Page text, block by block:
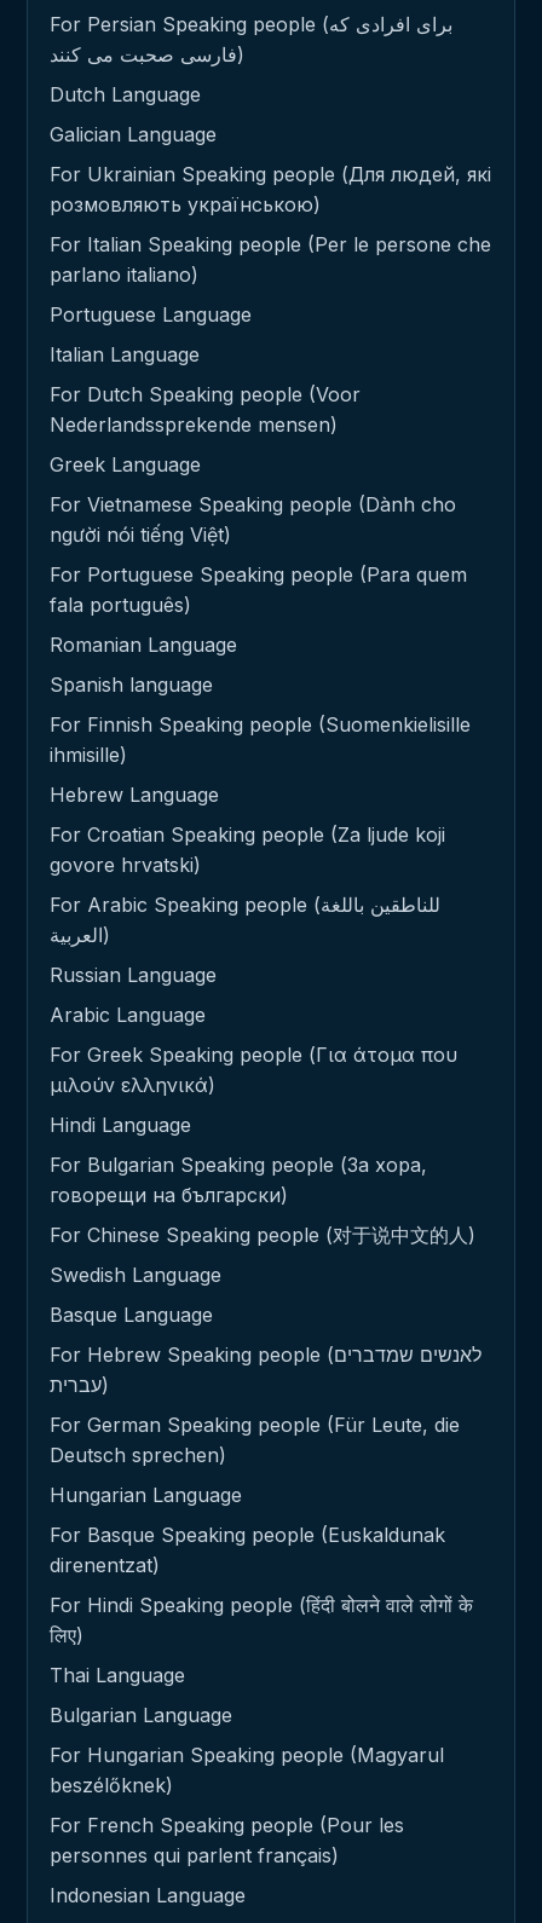
For Persian Speaking people (برای افرادی که
فارسی صحبت می کنند)
Dutch Language
Galician Language
For Ukrainian Speaking people (Для людей, які
розмовляють українською)
For Italian Speaking people (Per le persone che
parlano italiano)
Portuguese Language
Italian Language
For Dutch Speaking people (Voor
Nederlandssprekende mensen)
Greek Language
For Vietnamese Speaking people (Dành cho
người nói tiếng Việt)
For Portuguese Speaking people (Para quem
fala português)
Romanian Language
Spanish language
For Finnish Speaking people (Suomenkielisille
ihmisille)
Hebrew Language
For Croatian Speaking people (Za ljude koji
govore hrvatski)
For Arabic Speaking people (للناطقين باللغة
العربية)
Russian Language
Arabic Language
For Greek Speaking people (Για άτομα που
μιλούν ελληνικά)
Hindi Language
For Bulgarian Speaking people (За хора,
говорещи на български)
For Chinese Speaking people (对于说中文的人)
Swedish Language
Basque Language
For Hebrew Speaking people (לאנשים שמדברים
עברית)
For German Speaking people (Für Leute, die
Deutsch sprechen)
Hungarian Language
For Basque Speaking people (Euskaldunak
direnentzat)
For Hindi Speaking people (हिंदी बोलने वाले लोगों के
लिए)
Thai Language
Bulgarian Language
For Hungarian Speaking people (Magyarul
beszélőknek)
For French Speaking people (Pour les
personnes qui parlent français)
Indonesian Language